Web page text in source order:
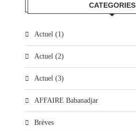
CATEGORIES
Actuel (1)
Actuel (2)
Actuel (3)
AFFAIRE Babanadjar
Brèves